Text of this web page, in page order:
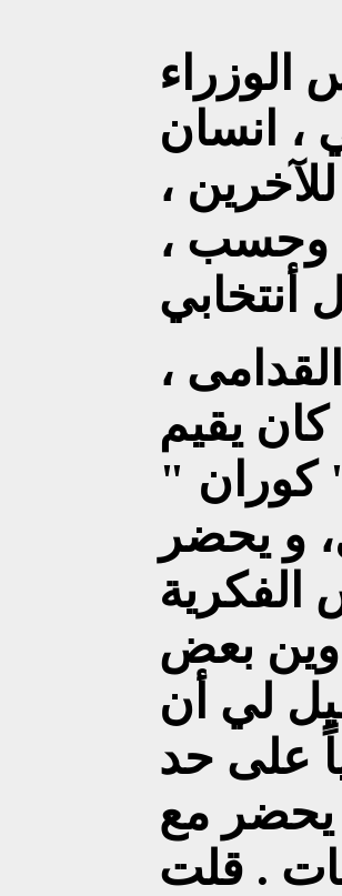
الوزراء
، انسان
،
وحسب ،
،
كان يقيم
"
و يحضر
الفكرية
بعض
لي أن
على حد
مع
. قلت